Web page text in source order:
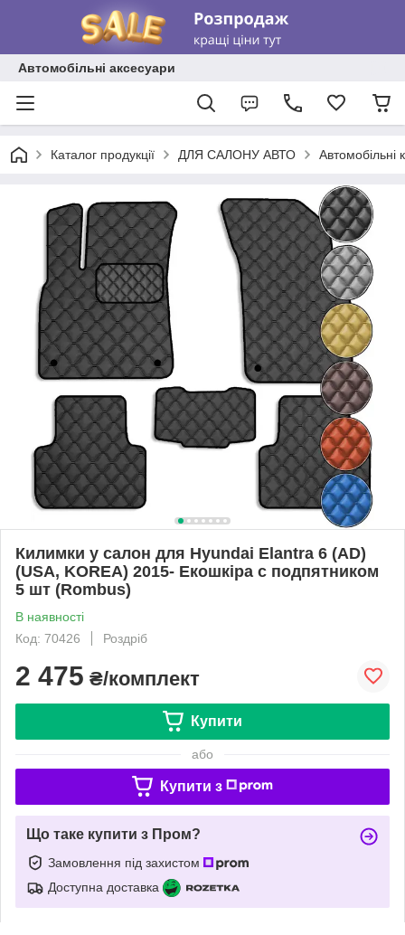
Автомобільні аксесуари
Каталог продукції ДЛЯ САЛОНУ АВТО Автомобільні
Килимки у салон для Hyundai Elantra 6 (AD)
(USA, KOREA) 2015- Екошкіра с подпятником
5 шт (Rombus)
В наявності
Код: 70426
Роздріб
2 475 ₴/комплект
Купити
або
Купити з
Що таке купити з Пром?
Замовлення під захистом
Доступна доставка